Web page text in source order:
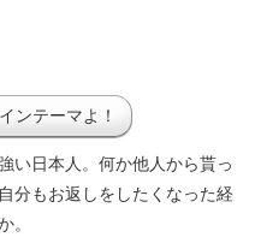
ンテーマよ！
い日本人。何か他人から貰っ
分もお返しをしたくなった経
。